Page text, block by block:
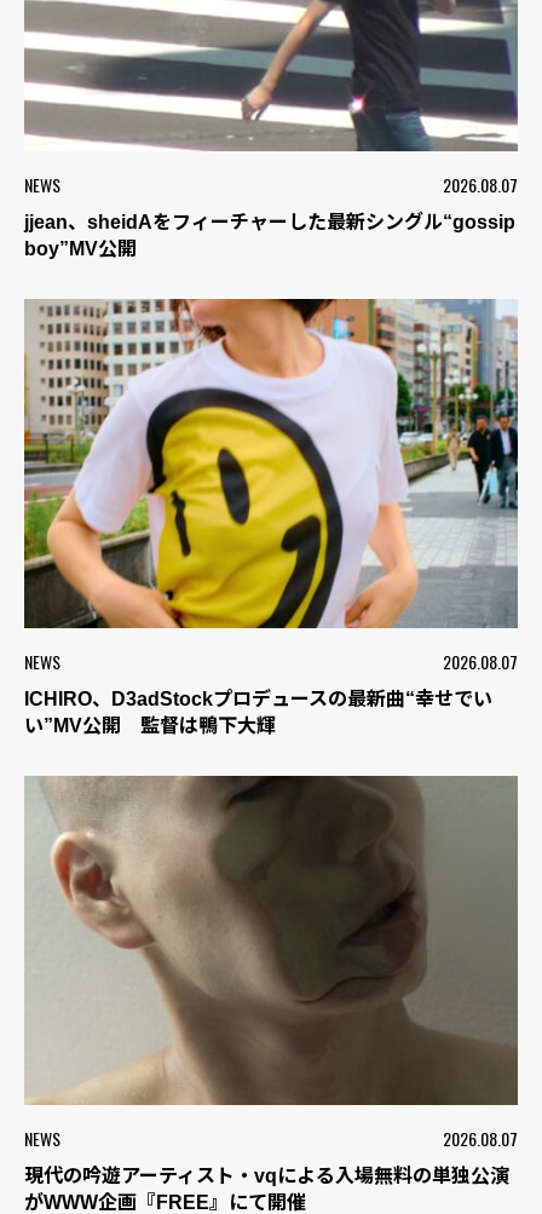
NEWS 2026.08.07
jjean、sheidAをフィーチャーした最新シングル“gossip
boy”MV公開
NEWS 2026.08.07
ICHIRO、D3adStockプロデュースの最新曲“幸せでい
い”MV公開 監督は鴨下大輝
NEWS 2026.08.07
現代の吟遊アーティスト・vqによる入場無料の単独公演
がWWW企画『FREE』にて開催